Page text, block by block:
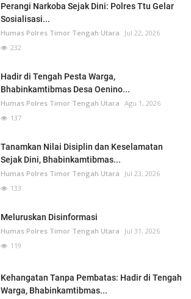
Perangi Narkoba Sejak Dini: Polres Ttu Gelar
Sosialisasi...
Humas Polres Timor Tengah Utara
Jul 22, 2026
232
Hadir di Tengah Pesta Warga,
Bhabinkamtibmas Desa Oenino...
Humas Polres Timor Tengah Utara Agu 1, 2026
137
Tanamkan Nilai Disiplin dan Keselamatan
Sejak Dini, Bhabinkamtibmas...
Humas Polres Timor Tengah Utara
Jul 23, 2026
133
Meluruskan Disinformasi
Humas Polres Timor Tengah Utara
Jul 31, 2026
119
Kehangatan Tanpa Pembatas: Hadir di Tengah
Warga, Bhabinkamtibmas...